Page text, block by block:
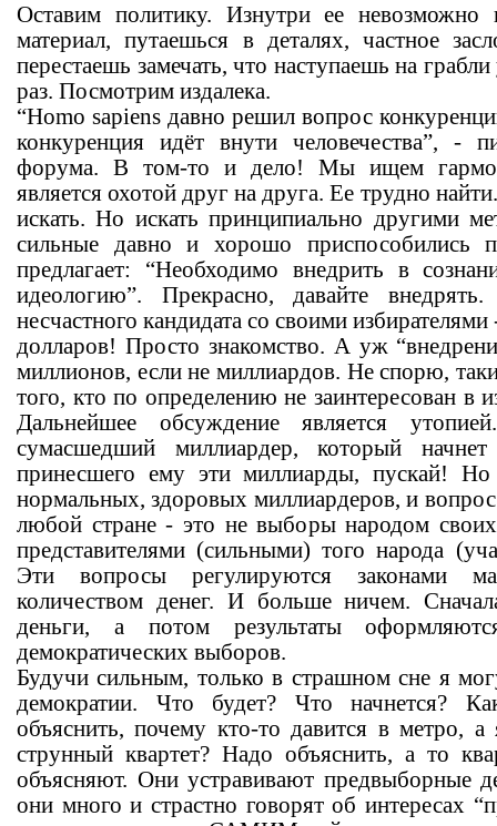
Оставим политику. Изнутри ее
материал, путаешься в деталях, частное
перестаешь замечать, что наступаешь на
раз. Посмотрим издалека.
“Homo sapiens давно решил вопрос
конкуренция идёт внути человечества”, -
форума. В том-то и дело! Мы ищем
является охотой друг на друга. Ее трудно
искать. Но искать принципиально другими
сильные давно и хорошо приспособились
предлагает: “Необходимо внедрить в
идеологию”. Прекрасно, давайте
несчастного кандидата со своими
долларов! Просто знакомство. А уж
миллионов, если не миллиардов. Не спорю,
того, кто по определению не заинтересован в
Дальнейшее обсуждение является
сумасшедший миллиардер, который
принесшего ему эти миллиарды, пускай! Но
нормальных, здоровых миллиардеров, и вопрос
любой стране - это не выборы народом
представителями (сильными) того народа
Эти вопросы регулируются законами
количеством денег. И больше ничем.
деньги, а потом результаты
демократических выборов.
Будучи сильным, только в страшном сне я
демократии. Что будет? Что начнется?
объяснить, почему кто-то давится в метро,
струнный квартет? Надо объяснить, а то
объясняют. Они устравивают предвыборные
они много и страстно говорят об интересах